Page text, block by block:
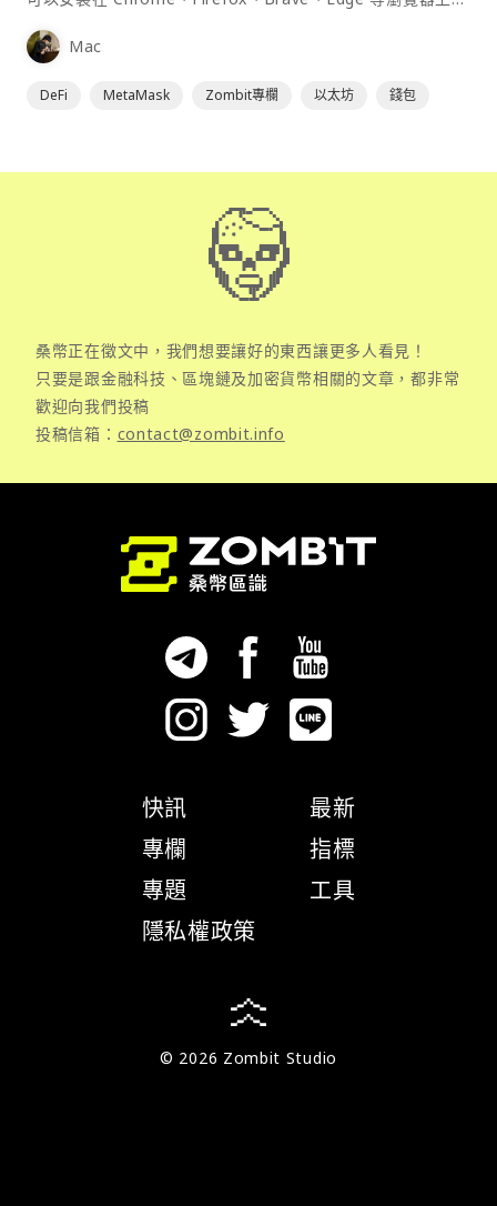
為插件使用，具備許多功能且使用上非常方便。
Mac
DeFi MetaMask Zombit專欄 以太坊 錢包
桑幣正在徵文中，我們想要讓好的東西讓更多人看見！
只要是跟金融科技、區塊鏈及加密貨幣相關的文章，都非常
歡迎向我們投稿
投稿信箱： contact@zombit.info
快訊
專欄
專題
隱私權政策
最新
指標
工具
© 2026 Zombit Studio